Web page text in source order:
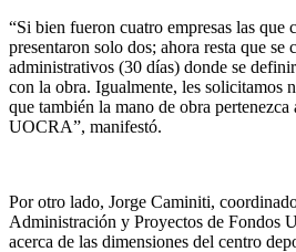
“Si bien fueron cuatro empresas las que
presentaron solo dos; ahora resta que se
administrativos (30 días) donde se
con la obra. Igualmente, les solicitamos
que también la mano de obra
UOCRA”, manifestó.
Por otro lado, Jorge Caminiti,
Administración y Proyectos de Fondos
acerca de las dimensiones del centro